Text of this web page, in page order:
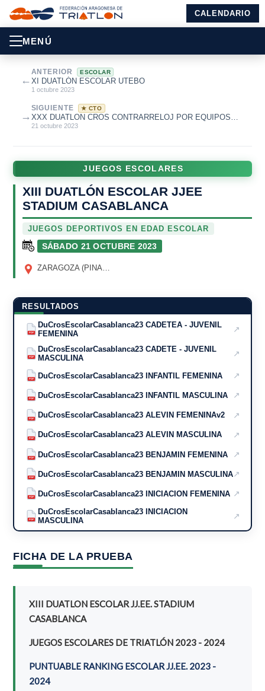
CALENDARIO
MENÚ
←
ANTERIOR ESCOLAR
XI DUATLÓN ESCOLAR UTEBO
1 octubre 2023
SIGUIENTE ★ CTO
XXX DUATLON CROS CONTRARRELOJ POR EQUIPOS
STADIUM CASABLANCA - TROFEO IBERCAJA C...
21 octubre 2023
→
JUEGOS ESCOLARES
XIII DUATLÓN ESCOLAR JJEE
STADIUM CASABLANCA
JUEGOS DEPORTIVOS EN EDAD ESCOLAR
SÁBADO 21 OCTUBRE 2023
RESULTADOS
PDF
DuCrosEscolarCasablanca23 CADETEA - JUVENIL
FEMENINA
↗
PDF
DuCrosEscolarCasablanca23 CADETE - JUVENIL
MASCULINA
↗
PDF DuCrosEscolarCasablanca23 INFANTIL FEMENINA ↗
PDF DuCrosEscolarCasablanca23 INFANTIL MASCULINA ↗
PDF DuCrosEscolarCasablanca23 ALEVIN FEMENINAv2 ↗
PDF DuCrosEscolarCasablanca23 ALEVIN MASCULINA ↗
PDF DuCrosEscolarCasablanca23 BENJAMIN FEMENINA ↗
PDF DuCrosEscolarCasablanca23 BENJAMIN MASCULINA↗
PDF DuCrosEscolarCasablanca23 INICIACION FEMENINA ↗
PDF
DuCrosEscolarCasablanca23 INICIACION
MASCULINA
↗
FICHA DE LA PRUEBA
XIII DUATLON ESCOLAR JJ.EE. STADIUM
CASABLANCA
JUEGOS ESCOLARES DE TRIATLÓN 2023 - 2024
PUNTUABLE RANKING ESCOLAR JJ.EE. 2023 -
2024